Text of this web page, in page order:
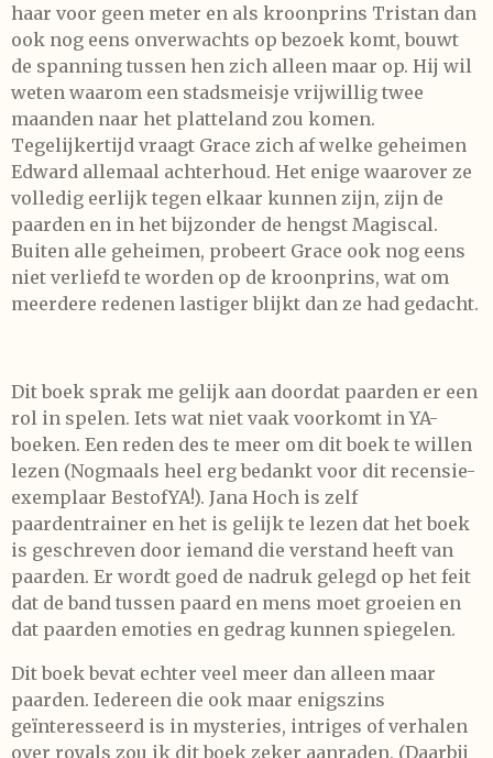
haar voor geen meter en als kroonprins Tristan dan
ook nog eens onverwachts op bezoek komt, bouwt
de spanning tussen hen zich alleen maar op. Hij wil
weten waarom een stadsmeisje vrijwillig twee
maanden naar het platteland zou komen.
Tegelijkertijd vraagt Grace zich af welke geheimen
Edward allemaal achterhoud. Het enige waarover ze
volledig eerlijk tegen elkaar kunnen zijn, zijn de
paarden en in het bijzonder de hengst Magiscal.
Buiten alle geheimen, probeert Grace ook nog eens
niet verliefd te worden op de kroonprins, wat om
meerdere redenen lastiger blijkt dan ze had gedacht.
Dit boek sprak me gelijk aan doordat paarden er een
rol in spelen. Iets wat niet vaak voorkomt in YA-
boeken. Een reden des te meer om dit boek te willen
lezen (Nogmaals heel erg bedankt voor dit recensie-
exemplaar BestofYA!). Jana Hoch is zelf
paardentrainer en het is gelijk te lezen dat het boek
is geschreven door iemand die verstand heeft van
paarden. Er wordt goed de nadruk gelegd op het feit
dat de band tussen paard en mens moet groeien en
dat paarden emoties en gedrag kunnen spiegelen.
Dit boek bevat echter veel meer dan alleen maar
paarden. Iedereen die ook maar enigszins
geïnteresseerd is in mysteries, intriges of verhalen
over royals zou ik dit boek zeker aanraden. (Daarbij